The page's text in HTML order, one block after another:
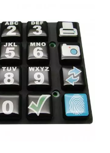
Del Interruptor